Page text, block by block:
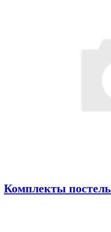
Комплекты